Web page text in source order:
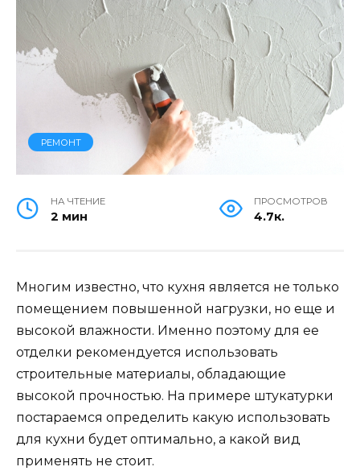
РЕМОНТ
НА ЧТЕНИЕ
2 мин
ПРОСМОТРОВ
4.7к.
Многим известно, что кухня является не только
помещением повышенной нагрузки, но еще и
высокой влажности. Именно поэтому для ее
отделки рекомендуется использовать
строительные материалы, обладающие
высокой прочностью. На примере штукатурки
постараемся определить какую использовать
для кухни будет оптимально, а какой вид
применять не стоит.